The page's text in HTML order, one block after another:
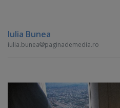
Iulia Bunea
iulia.bunea paginademedia.ro